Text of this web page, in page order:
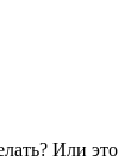
Или это